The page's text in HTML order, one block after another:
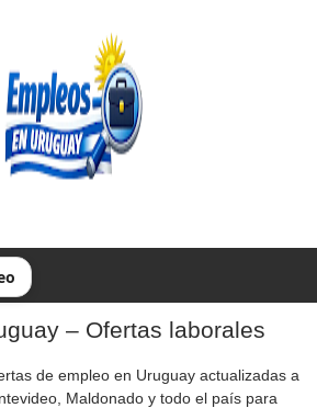
– Ofertas laborales
de empleo en Uruguay actualizadas a
Maldonado y todo el país para